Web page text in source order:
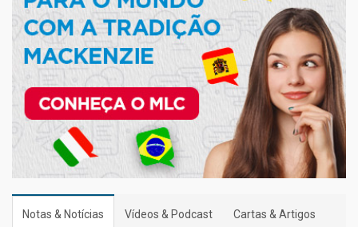
Notas & Notícias Vídeos & Podcast Cartas & Artigos